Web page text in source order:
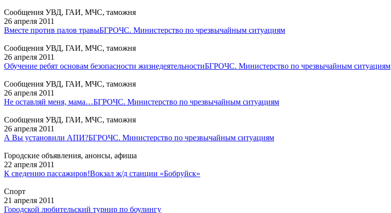
Сообщения УВД, ГАИ, МЧС, таможня
26 апреля 2011
Вместе против палов травыБГРОЧС. Министерство по чрезвычайным ситуациям
Сообщения УВД, ГАИ, МЧС, таможня
26 апреля 2011
Обучение ребят основам безопасности жизнедеятельностиБГРОЧС. Министерство по чрезвычайным ситуациям
Сообщения УВД, ГАИ, МЧС, таможня
26 апреля 2011
Не оставляй меня, мама…БГРОЧС. Министерство по чрезвычайным ситуациям
Сообщения УВД, ГАИ, МЧС, таможня
26 апреля 2011
А Вы установили АПИ?БГРОЧС. Министерство по чрезвычайным ситуациям
Городские объявления, анонсы, афиша
22 апреля 2011
К сведению пассажиров!Вокзал ж/д станции «Бобруйск»
Спорт
21 апреля 2011
Городской любительский турнир по боулингу